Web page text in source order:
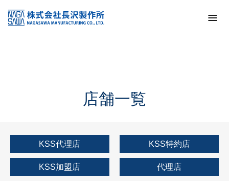
KSS加盟店・取扱店情報
店舗一覧
店舗一覧
KSS代理店 KSS特約店
KSS加盟店 代理店